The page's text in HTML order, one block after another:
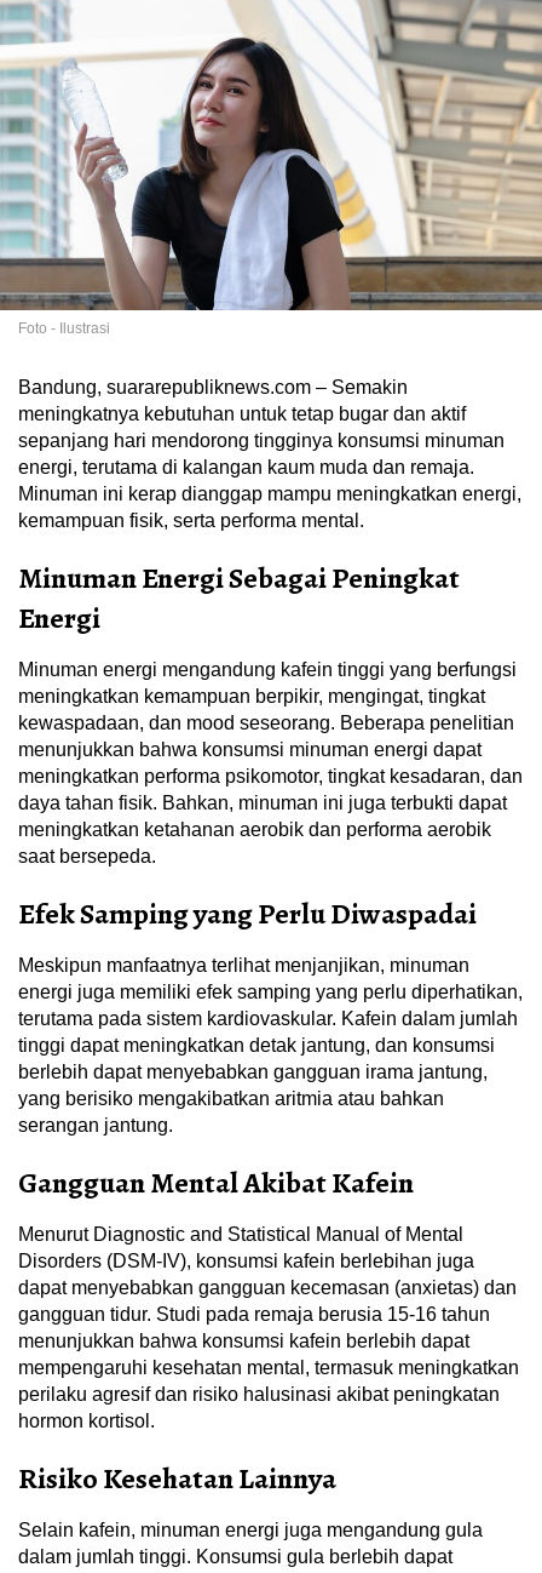
Foto - Ilustrasi
Bandung, suararepubliknews.com – Semakin
meningkatnya kebutuhan untuk tetap bugar dan aktif
sepanjang hari mendorong tingginya konsumsi minuman
energi, terutama di kalangan kaum muda dan remaja.
Minuman ini kerap dianggap mampu meningkatkan energi,
kemampuan fisik, serta performa mental.
Minuman Energi Sebagai Peningkat
Energi
Minuman energi mengandung kafein tinggi yang berfungsi
meningkatkan kemampuan berpikir, mengingat, tingkat
kewaspadaan, dan mood seseorang. Beberapa penelitian
menunjukkan bahwa konsumsi minuman energi dapat
meningkatkan performa psikomotor, tingkat kesadaran, dan
daya tahan fisik. Bahkan, minuman ini juga terbukti dapat
meningkatkan ketahanan aerobik dan performa aerobik
saat bersepeda.
Efek Samping yang Perlu Diwaspadai
Meskipun manfaatnya terlihat menjanjikan, minuman
energi juga memiliki efek samping yang perlu diperhatikan,
terutama pada sistem kardiovaskular. Kafein dalam jumlah
tinggi dapat meningkatkan detak jantung, dan konsumsi
berlebih dapat menyebabkan gangguan irama jantung,
yang berisiko mengakibatkan aritmia atau bahkan
serangan jantung.
Gangguan Mental Akibat Kafein
Menurut Diagnostic and Statistical Manual of Mental
Disorders (DSM-IV), konsumsi kafein berlebihan juga
dapat menyebabkan gangguan kecemasan (anxietas) dan
gangguan tidur. Studi pada remaja berusia 15-16 tahun
menunjukkan bahwa konsumsi kafein berlebih dapat
mempengaruhi kesehatan mental, termasuk meningkatkan
perilaku agresif dan risiko halusinasi akibat peningkatan
hormon kortisol.
Risiko Kesehatan Lainnya
Selain kafein, minuman energi juga mengandung gula
dalam jumlah tinggi. Konsumsi gula berlebih dapat